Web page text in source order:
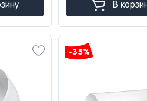
В
-35%